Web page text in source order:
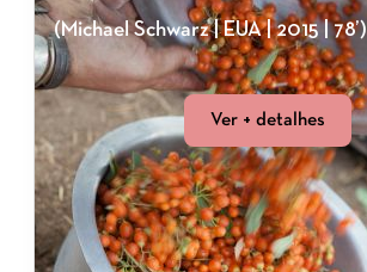
(Michael Schwarz | EUA | 2015 | 78’)
Ver + detalhes